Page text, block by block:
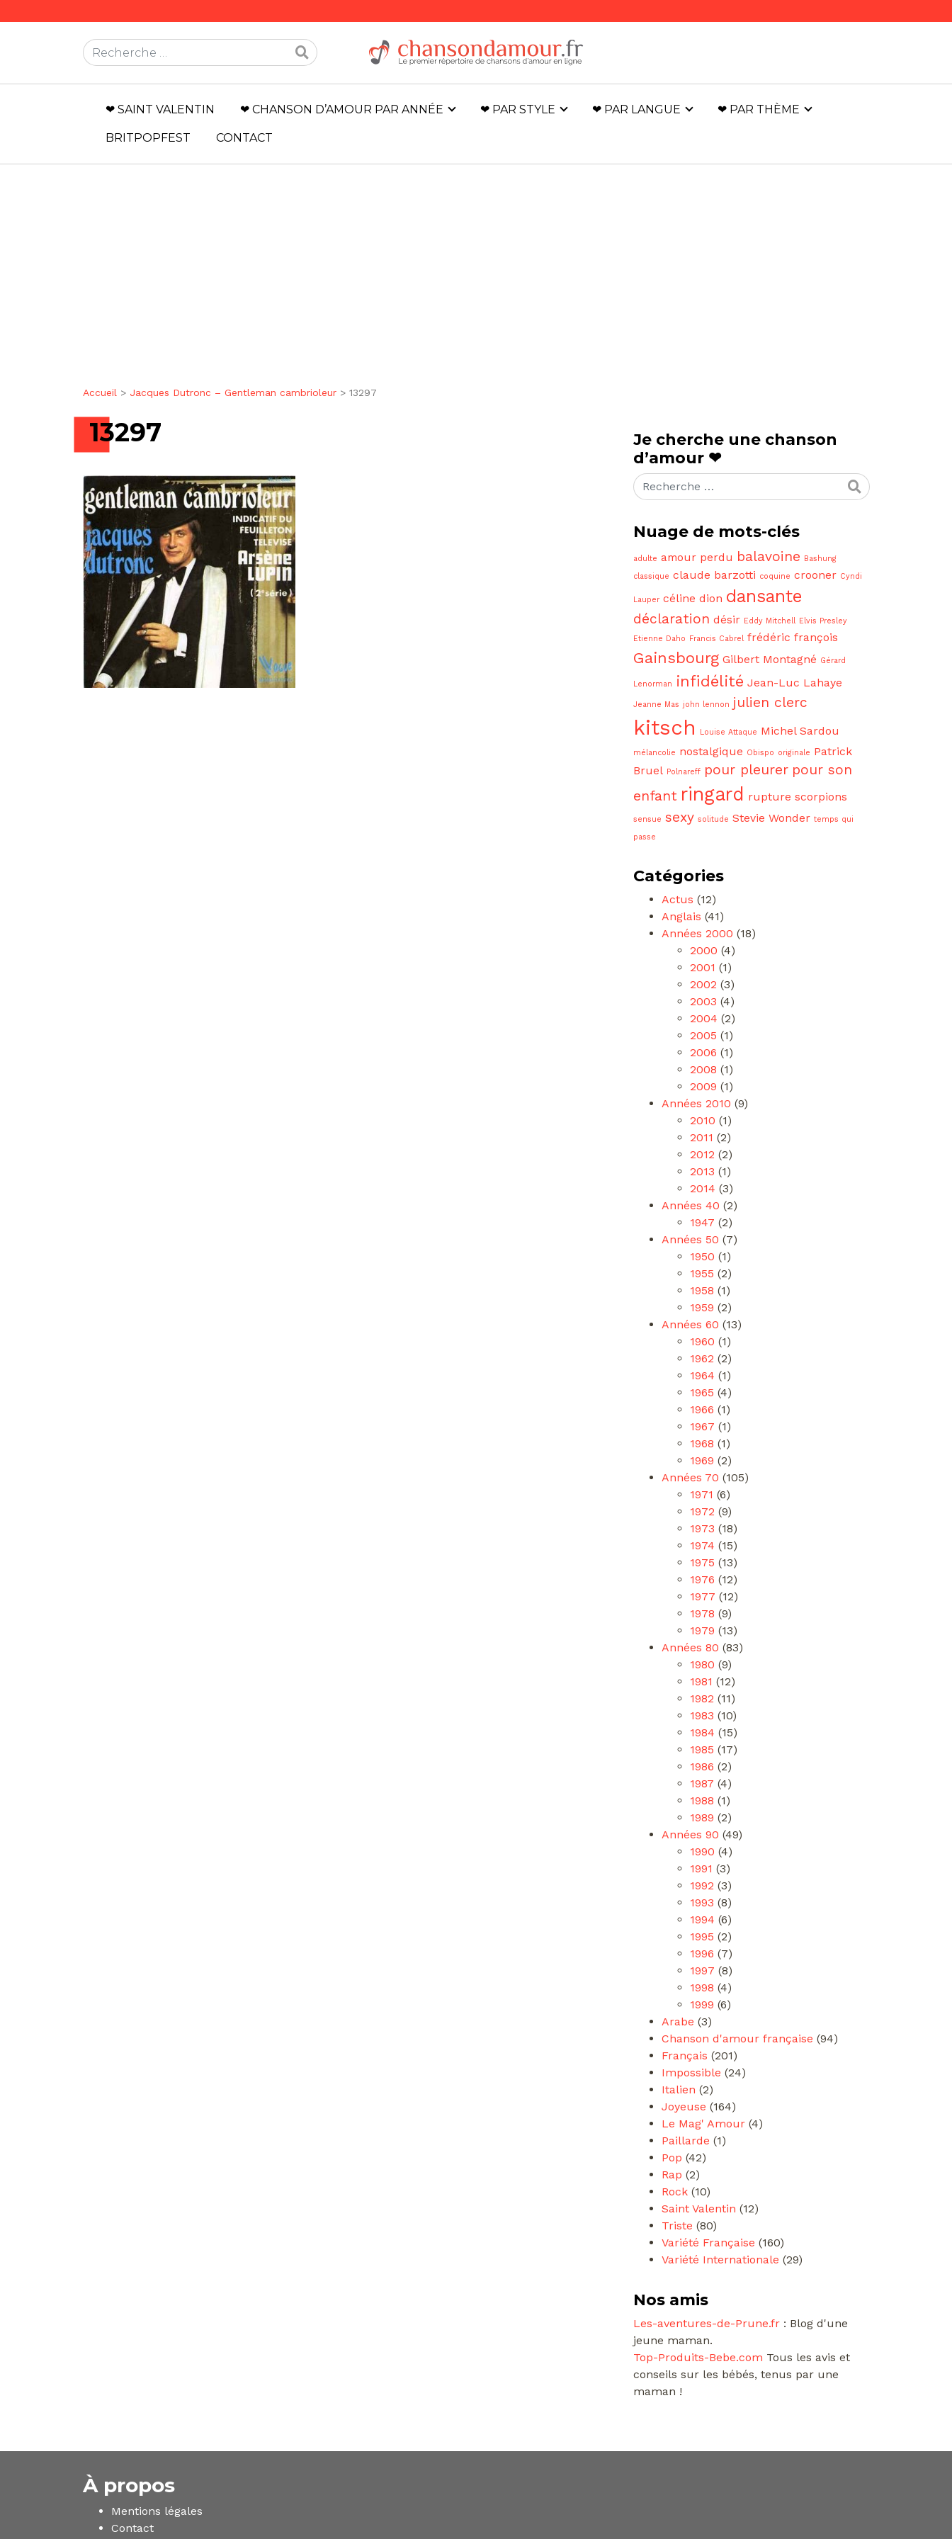
Rechercher
❤ SAINT VALENTIN ❤ CHANSON D’AMOUR PAR ANNÉE ❤ PAR STYLE ❤ PAR LANGUE ❤ PAR THÈME
BRITPOPFEST CONTACT
Accueil > Jacques Dutronc – Gentleman cambrioleur > 13297
13297
Je cherche une chanson
d’amour ❤
Rechercher
Nuage de mots-clés
adulte amour perdu balavoine Bashung
classique claude barzotti coquine crooner Cyndi
Lauper céline dion dansante
déclaration désir Eddy Mitchell Elvis Presley
Etienne Daho Francis Cabrel frédéric françois
Gainsbourg Gilbert Montagné Gérard
Lenorman infidélité Jean-Luc Lahaye
Jeanne Mas john lennon julien clerc
kitsch Louise Attaque Michel Sardou
mélancolie nostalgique Obispo originale Patrick
Bruel Polnareff pour pleurer pour son
enfant ringard rupture scorpions
sensue sexy solitude Stevie Wonder temps qui
passe
Catégories
Actus (12)
Anglais (41)
Années 2000 (18)
2000 (4)
2001 (1)
2002 (3)
2003 (4)
2004 (2)
2005 (1)
2006 (1)
2008 (1)
2009 (1)
Années 2010 (9)
2010 (1)
2011 (2)
2012 (2)
2013 (1)
2014 (3)
Années 40 (2)
1947 (2)
Années 50 (7)
1950 (1)
1955 (2)
1958 (1)
1959 (2)
Années 60 (13)
1960 (1)
1962 (2)
1964 (1)
1965 (4)
1966 (1)
1967 (1)
1968 (1)
1969 (2)
Années 70 (105)
1971 (6)
1972 (9)
1973 (18)
1974 (15)
1975 (13)
1976 (12)
1977 (12)
1978 (9)
1979 (13)
Années 80 (83)
1980 (9)
1981 (12)
1982 (11)
1983 (10)
1984 (15)
1985 (17)
1986 (2)
1987 (4)
1988 (1)
1989 (2)
Années 90 (49)
1990 (4)
1991 (3)
1992 (3)
1993 (8)
1994 (6)
1995 (2)
1996 (7)
1997 (8)
1998 (4)
1999 (6)
Arabe (3)
Chanson d'amour française (94)
Français (201)
Impossible (24)
Italien (2)
Joyeuse (164)
Le Mag' Amour (4)
Paillarde (1)
Pop (42)
Rap (2)
Rock (10)
Saint Valentin (12)
Triste (80)
Variété Française (160)
Variété Internationale (29)
Nos amis
Les-aventures-de-Prune.fr : Blog d'une
jeune maman.
Top-Produits-Bebe.com Tous les avis et
conseils sur les bébés, tenus par une
maman !
À propos
Mentions légales
Contact